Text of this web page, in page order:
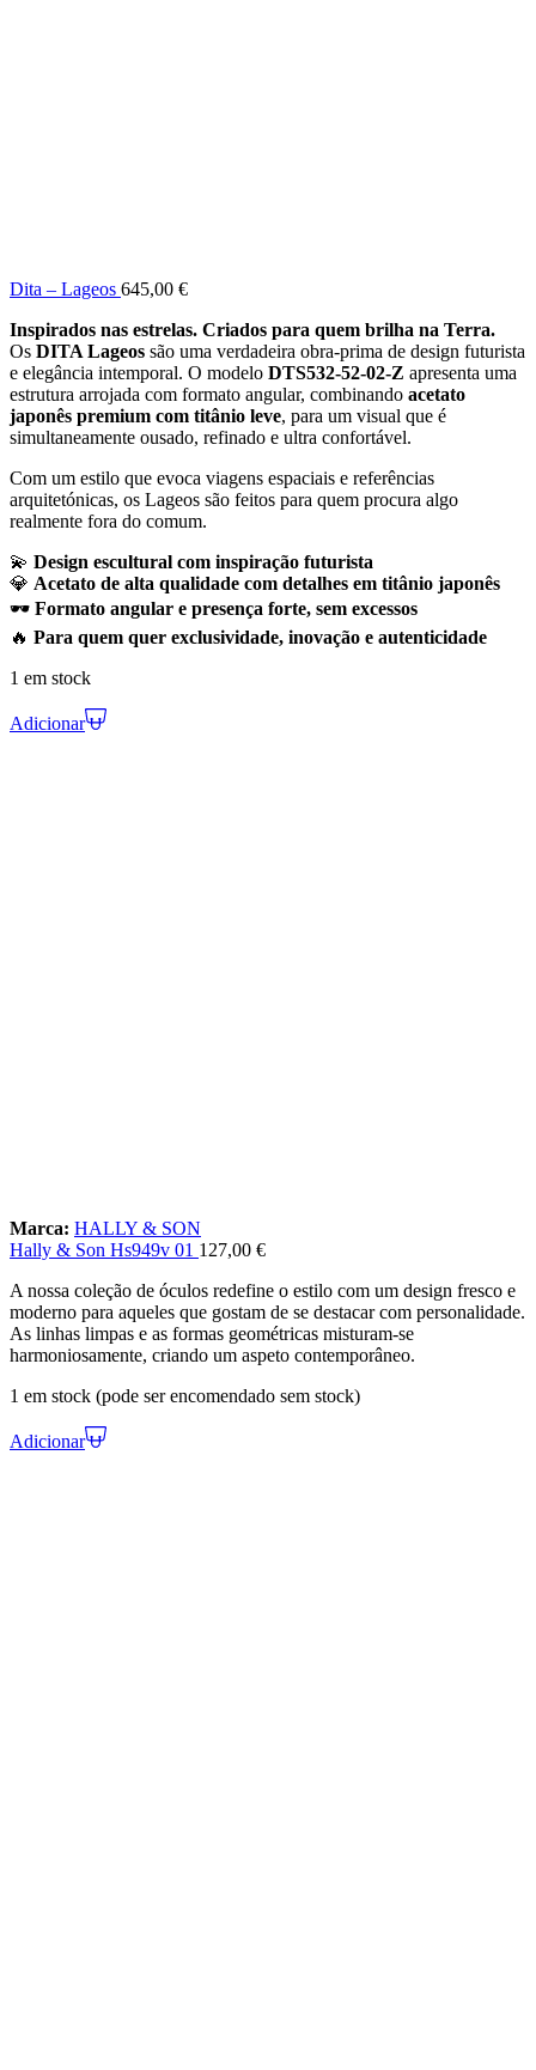
Dita – Lageos 645,00 €
Inspirados nas estrelas. Criados para quem brilha na Terra.
Os DITA Lageos são uma verdadeira obra-prima de design futurista
e elegância intemporal. O modelo DTS532-52-02-Z apresenta uma
estrutura arrojada com formato angular, combinando acetato
japonês premium com titânio leve, para um visual que é
simultaneamente ousado, refinado e ultra confortável.
Com um estilo que evoca viagens espaciais e referências
arquitetónicas, os Lageos são feitos para quem procura algo
realmente fora do comum.
💫 Design escultural com inspiração futurista
💎 Acetato de alta qualidade com detalhes em titânio japonês
🕶️ Formato angular e presença forte, sem excessos
🔥 Para quem quer exclusividade, inovação e autenticidade
1 em stock
Adicionar
Marca: HALLY & SON
Hally & Son Hs949v 01 127,00 €
A nossa coleção de óculos redefine o estilo com um design fresco e
moderno para aqueles que gostam de se destacar com personalidade.
As linhas limpas e as formas geométricas misturam-se
harmoniosamente, criando um aspeto contemporâneo.
1 em stock (pode ser encomendado sem stock)
Adicionar